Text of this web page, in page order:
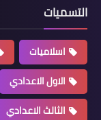
التسميات
اسلاميات
الاول الاعدادي
الثالث الاعدادي